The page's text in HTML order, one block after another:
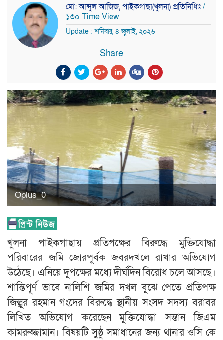
মো: আব্দুল আজিজ, পাইকগাছা(খুলনা) প্রতিনিধিঃ/
১৩০ Time View
Update : শনিবার, ৪ জুলাই, ২০২৬
Share
Oplus_0
খুলনা পাইকগাছায় প্রতিপক্ষের বিরুদ্ধে মুক্তিযোদ্ধা
পরিবারের জমি জোরপূর্বক জবরদখলে রাখার অভিযোগ
উঠেছে। এনিয়ে দুপক্ষের মধ্যে দীর্ঘদিন বিরোধ চলে আসছে।
শান্তিপূর্ণ ভাবে নালিশি জমির দখল বুঝে পেতে প্রতিপক্ষ
জিল্লুর রহমান গংদের বিরুদ্ধে স্থানীয় সংসদ সদস্য বরাবর
লিখিত অভিযোগ করেছেন মুক্তিযোদ্ধা সন্তান জিএম
কামরুজ্জামান। বিষয়টি সুষ্ঠু সমাধানের জন্য থানার ওসি কে